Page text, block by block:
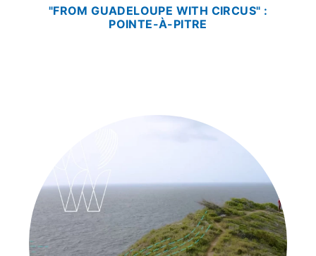
"FROM GUADELOUPE WITH CIRCUS" :
POINTE-À-PITRE